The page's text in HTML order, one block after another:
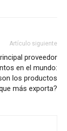
Artículo siguiente
proveedor
en el mundo:
los productos
más exporta?